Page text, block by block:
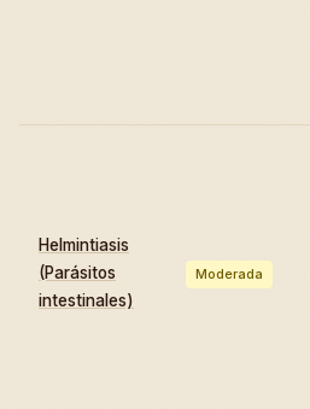
Helmintiasis
(Parásitos
intestinales)
Moderada